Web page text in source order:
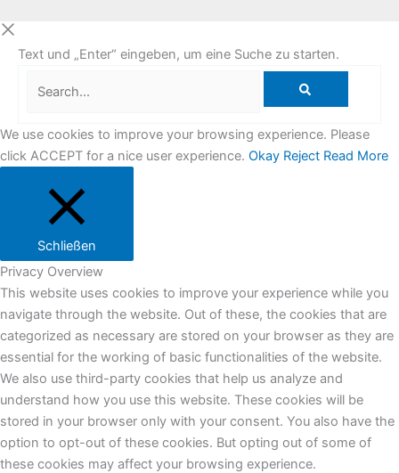
Text und „Enter“ eingeben, um eine Suche zu starten.
We use cookies to improve your browsing experience. Please
click ACCEPT for a nice user experience. Okay Reject Read More
Schließen
Privacy Overview
This website uses cookies to improve your experience while you
navigate through the website. Out of these, the cookies that are
categorized as necessary are stored on your browser as they are
essential for the working of basic functionalities of the website.
We also use third-party cookies that help us analyze and
understand how you use this website. These cookies will be
stored in your browser only with your consent. You also have the
option to opt-out of these cookies. But opting out of some of
these cookies may affect your browsing experience.